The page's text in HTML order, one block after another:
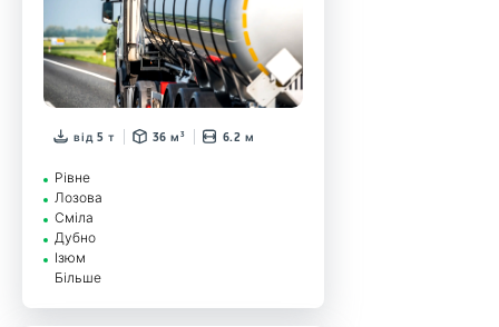
від 5 т 36 м³ 6.2 м
Рівне
Лозова
Сміла
Дубно
Ізюм
Більше